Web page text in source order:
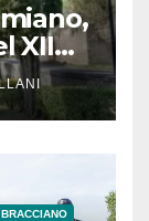
XII